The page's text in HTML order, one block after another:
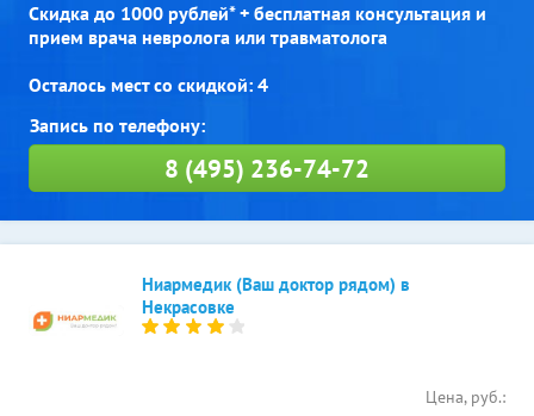
Скидка до 1000 рублей* + бесплатная консультация и
прием врача невролога или травматолога
Осталось мест со скидкой: 4
8 (495) 236-74-72
Ниармедик (Ваш доктор рядом) в
Некрасовке
Цена, руб.: